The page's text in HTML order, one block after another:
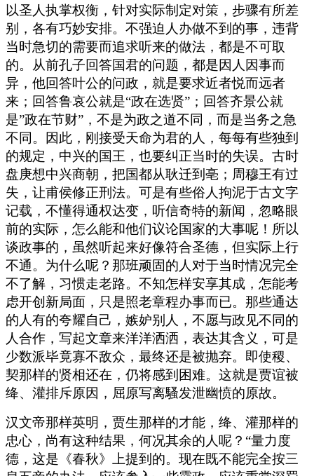
以圣人执掌权衡，针对实际制定对策，步骤有所差
别，各有巧妙安排。不强迫人办做不到的事，违背
当时急切的需要而追求听来的做法，都是不可取
的。从前孔子回答国君的问题，都是因人因事而
异，他回答叶公的问政，就是要求近者悦而远者
来；回答鲁哀公就是“政在选贤”；回答齐景公就
是”政在节财”，不是为政之道不同，而是当务之急
不同。因此，刚接受天命为君的人，每每有些独到
的规定，中兴的国王，也要纠正当时的失误。古时
盘庚想中兴商朝，把国都从耿迁到亳；周穆王有过
失，让甫侯修正刑法。可是有些俗人拘泥于古文字
记载，不懂得通权达变，听信奇特的新闻，忽略眼
前的实际，怎么能和他们议论国家的大事呢！所以
谈政事的，虽然听起来好像符合圣德，但实际上行
不通。为什么呢？那班顽固的人对于当时情况完全
不了解，习惯走老路。不知怎样安享其成，怎能考
虑开创新局面，只是照老章程办事而已。那些通达
的人有的夸耀自己，嫉妒别人，不愿与政见不同的
人合作，写起文章来洋洋洒洒，表达其含义，可是
少数派毕竟寡不敌众，最终还是被抛弃。即使稷、
契那样的贤相还在，仍将感到困难。这就是贾谊被
绛、灌排斥原因，屈原写离騷发泄幽愤的原故。
汉文帝那样英明，贾生那样的才能，绛、灌那样的
忠心，尚有这种结果，何况其余的人呢？“量力度
德，这是《春秋》上提到的。现在既不能完全按三